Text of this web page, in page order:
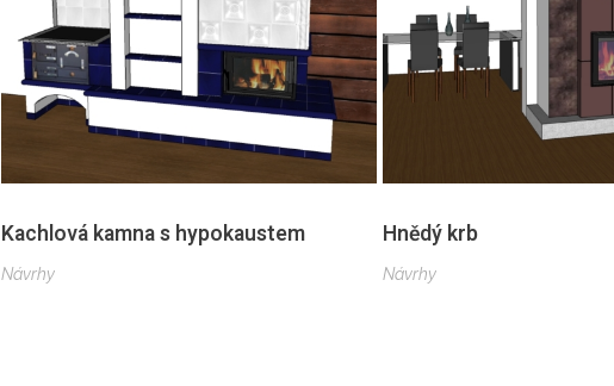
Kachlová kamna s hypokaustem
Návrhy
Hnědý krb
Návrhy